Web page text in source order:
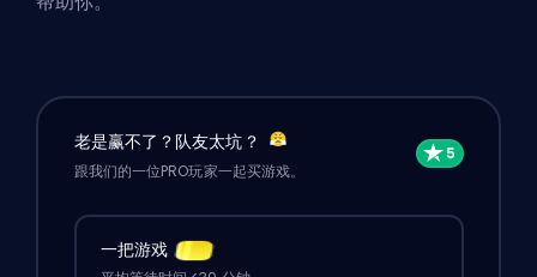
老是赢不了？队友太坑？
跟我们的一位PRO玩家一起买游戏。
一把游戏